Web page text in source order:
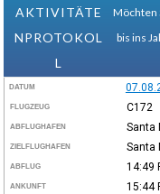
AKTIVITÄTE
NPROTOKOL
L
Möchten
bis ins
DATUM
FLUGZEUG C172
ABFLUGHAFEN Santa
ZIELFLUGHAFEN Santa
ABFLUG 14:49
ANKUNFT 15:44